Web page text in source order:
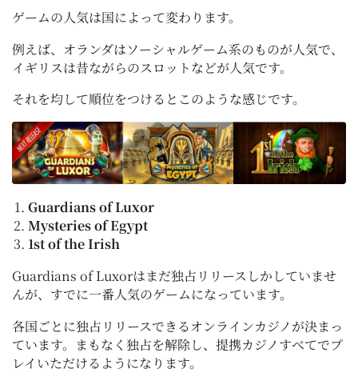
ゲームの人気は国によって変わります。
例えば、オランダはソーシャルゲーム系のものが人気で、
イギリスは昔ながらのスロットなどが人気です。
それを均して順位をつけるとこのような感じです。
Guardians of Luxor
Mysteries of Egypt
1st of the Irish
Guardians of Luxorはまだ独占リリースしかしていませ
んが、すでに一番人気のゲームになっています。
各国ごとに独占リリースできるオンラインカジノが決まっ
ています。まもなく独占を解除し、提携カジノすべてでプ
レイいただけるようになります。